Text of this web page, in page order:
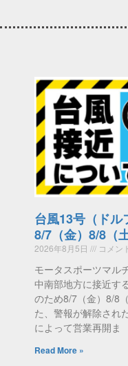
台風13号（ドル
8/7（金）8/8（
2026年8月5日 コメン
モータスポーツマル
中南部地方に接近す
のため8/7（金）8/8
た、警報が解除され
によって営業再開ま
Read More »